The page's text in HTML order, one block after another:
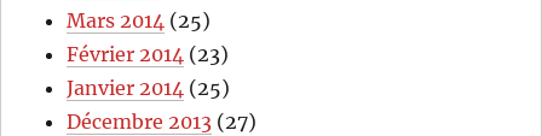
Mars 2014 (25)
Février 2014 (23)
Janvier 2014 (25)
Décembre 2013 (27)